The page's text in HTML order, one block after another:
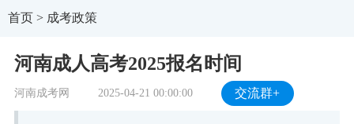
首页> 成考政策
河南成人高考2025报名时间
河南成考网 2025-04-21 00:00:00 交流群+